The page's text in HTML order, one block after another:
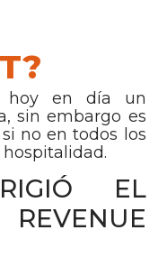
hoy en día un
sin embargo es
no en todos los
EL